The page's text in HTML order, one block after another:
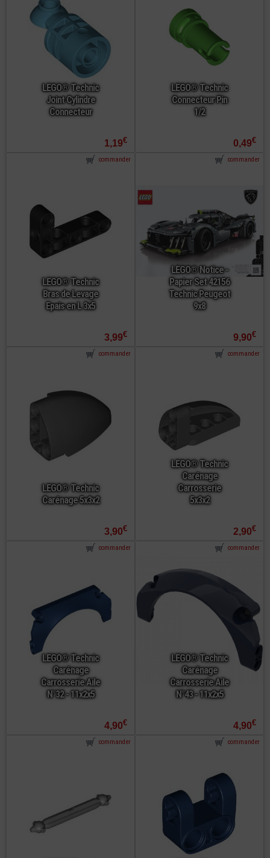
LEGO® Technic
Joint Cylindre
Connecteur
1,19€
LEGO® Technic
Connecteur Pin
1/2
0,49€
LEGO® Technic
Bras de Levage
Epais en L 3x5
3,99€
commander
LEGO® Notice -
Papier Set 42156
Technic Peugeot
9x8
9,90€
commander
LEGO® Technic
Carénage 5x3x2
3,90€
commander
LEGO® Technic
Carénage
Carrosserie
5x3x2
2,90€
commander
LEGO® Technic
Carénage
Carrosserie Aile
N°32 - 11x2x5
4,90€
commander
LEGO® Technic
Carénage
Carrosserie Aile
N°43 - 11x2x5
4,90€
commander
commander commander